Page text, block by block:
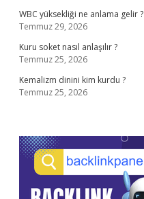
WBC yüksekliği ne anlama gelir ?
Temmuz 29, 2026
Kuru soket nasıl anlaşılır ?
Temmuz 25, 2026
Kemalizm dinini kim kurdu ?
Temmuz 25, 2026